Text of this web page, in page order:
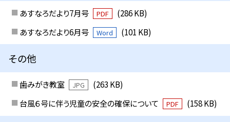
あすなろだより7月号 PDF
(286 KB)
あすなろだより6月号
Word (101 KB)
その他
歯みがき教室 JPG
(263 KB)
台風６号に伴う児童の安全の確保について
PDF (158 KB)